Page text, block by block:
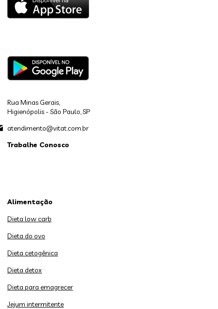
Rua Minas Gerais,
Higienópolis - São Paulo, SP
atendimento@vitat.com.br
Trabalhe Conosco
Alimentação
Dieta low carb
Dieta do ovo
Dieta cetogênica
Dieta detox
Dieta para emagrecer
Jejum intermitente